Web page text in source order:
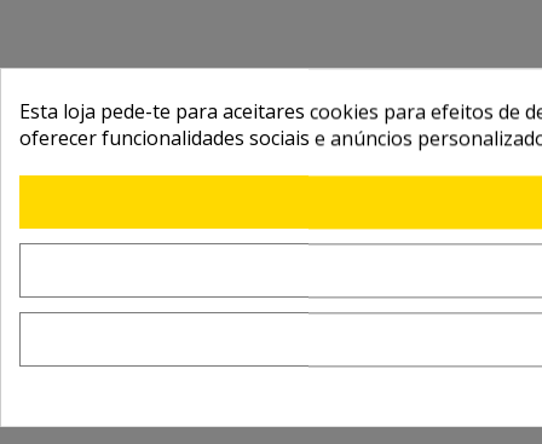
Esta loja pede-te para aceitares cookies para efeitos de
oferecer funcionalidades sociais e anúncios